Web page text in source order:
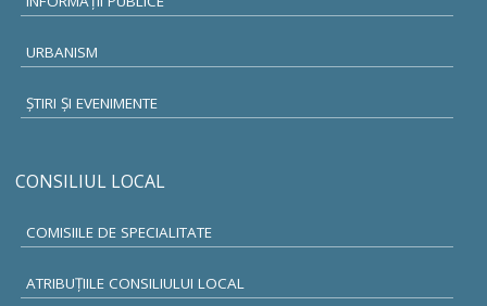
URBANISM
ŞTIRI ŞI EVENIMENTE
CONSILIUL LOCAL
COMISIILE DE SPECIALITATE
ATRIBUŢIILE CONSILIULUI LOCAL